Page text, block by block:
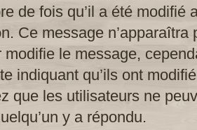
de fois qu’il a été modifié
Ce message
modifie le message,
indiquant qu’ils ont
que les utilisateurs ne
y a répondu.